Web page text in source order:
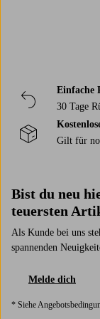
Einfache
30 Tage
Gilt für
Bist du neu
teuersten
Als Kunde bei uns
spannenden
Melde dich
* Siehe